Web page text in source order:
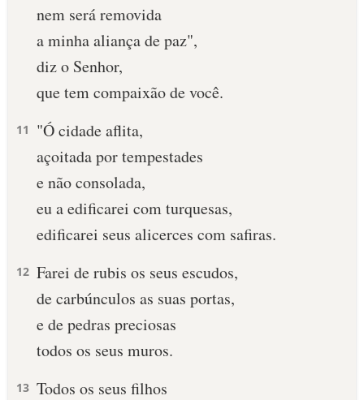
nem será removida
a minha aliança de paz",
diz o Senhor,
que tem compaixão de você.
11
"Ó cidade aflita,
açoitada por tempestades
e não consolada,
eu a edificarei com turquesas,
edificarei seus alicerces com safiras.
12 Farei de rubis os seus escudos,
de carbúnculos as suas portas,
e de pedras preciosas
todos os seus muros.
13 Todos os seus filhos